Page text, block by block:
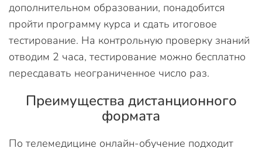
дополнительном образовании, понадобится
пройти программу курса и сдать итоговое
тестирование. На контрольную проверку знаний
отводим 2 часа, тестирование можно бесплатно
пересдавать неограниченное число раз.
Преимущества дистанционного
формата
По телемедицине онлайн-обучение подходит